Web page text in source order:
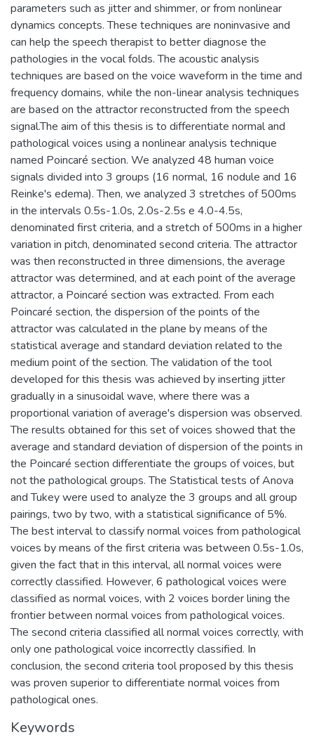
parameters such as jitter and shimmer, or from nonlinear
dynamics concepts. These techniques are noninvasive and
can help the speech therapist to better diagnose the
pathologies in the vocal folds. The acoustic analysis
techniques are based on the voice waveform in the time and
frequency domains, while the non-linear analysis techniques
are based on the attractor reconstructed from the speech
signal.The aim of this thesis is to differentiate normal and
pathological voices using a nonlinear analysis technique
named Poincaré section. We analyzed 48 human voice
signals divided into 3 groups (16 normal, 16 nodule and 16
Reinke's edema). Then, we analyzed 3 stretches of 500ms
in the intervals 0.5s-1.0s, 2.0s-2.5s e 4.0-4.5s,
denominated first criteria, and a stretch of 500ms in a higher
variation in pitch, denominated second criteria. The attractor
was then reconstructed in three dimensions, the average
attractor was determined, and at each point of the average
attractor, a Poincaré section was extracted. From each
Poincaré section, the dispersion of the points of the
attractor was calculated in the plane by means of the
statistical average and standard deviation related to the
medium point of the section. The validation of the tool
developed for this thesis was achieved by inserting jitter
gradually in a sinusoidal wave, where there was a
proportional variation of average's dispersion was observed.
The results obtained for this set of voices showed that the
average and standard deviation of dispersion of the points in
the Poincaré section differentiate the groups of voices, but
not the pathological groups. The Statistical tests of Anova
and Tukey were used to analyze the 3 groups and all group
pairings, two by two, with a statistical significance of 5%.
The best interval to classify normal voices from pathological
voices by means of the first criteria was between 0.5s-1.0s,
given the fact that in this interval, all normal voices were
correctly classified. However, 6 pathological voices were
classified as normal voices, with 2 voices border lining the
frontier between normal voices from pathological voices.
The second criteria classified all normal voices correctly, with
only one pathological voice incorrectly classified. In
conclusion, the second criteria tool proposed by this thesis
was proven superior to differentiate normal voices from
pathological ones.
Keywords